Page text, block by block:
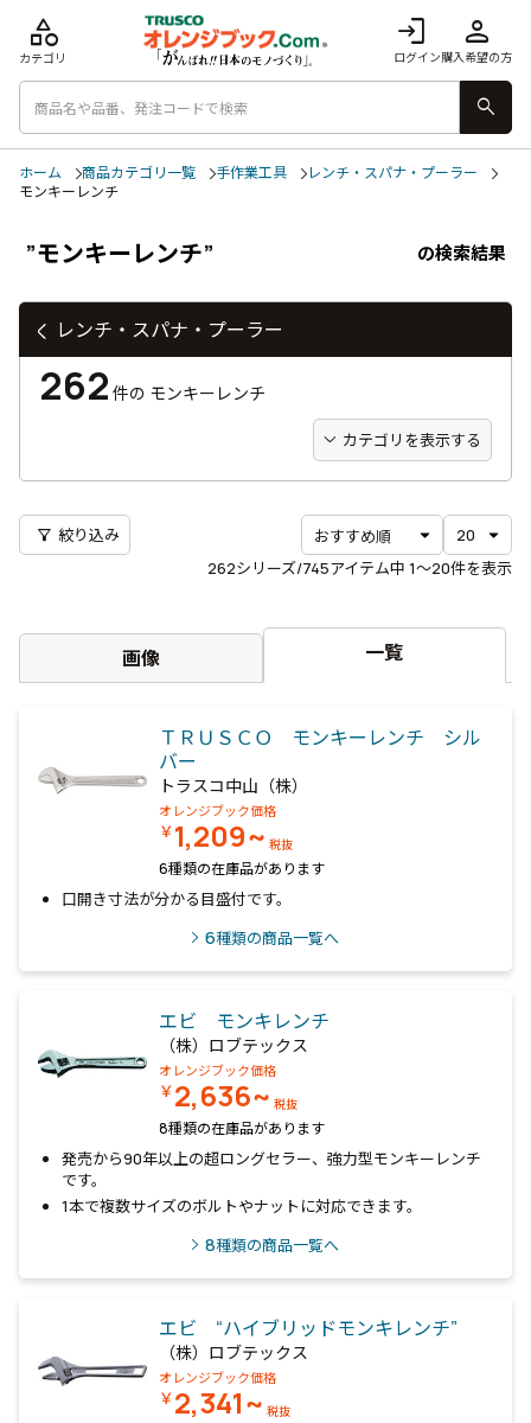
login
ログイン
person
購入希望の方
category
カテゴリ
search
ホーム 商品カテゴリ一覧 手作業工具
レンチ・スパナ・プーラー
モンキーレンチ
”モンキーレンチ” の検索結果
262シリーズ/745アイテム中 1〜20件を表示
filter_alt 絞り込み
画像 一覧
ＴＲＵＳＣＯ モンキーレンチ シル
バー
トラスコ中山（株）
オレンジブック価格
￥1,209~ 税抜
6種類の在庫品があります
口開き寸法が分かる目盛付です。
6種類の商品一覧へ
エビ モンキレンチ
（株）ロブテックス
オレンジブック価格
￥2,636~ 税抜
8種類の在庫品があります
発売から90年以上の超ロングセラー、強力型モンキーレンチ
です。
1本で複数サイズのボルトやナットに対応できます。
8種類の商品一覧へ
エビ “ハイブリッドモンキレンチ”
（株）ロブテックス
オレンジブック価格
￥2,341~ 税抜
レンチ・スパナ・プーラー
262 件の モンキーレンチ
カテゴリを表示する